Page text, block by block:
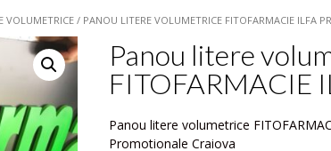
VOLUMETRICE/ PANOU LITERE VOLUMETRICE FITOFARMACIE ILFA
Panou litere
FITOFARMACIE
Panou litere volumetrice
Promotionale Craiova